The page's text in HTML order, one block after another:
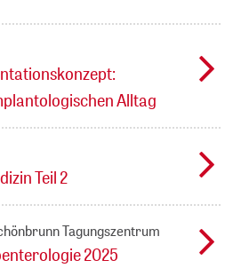
Alltag
Teil 2
Tagungszentrum
2025